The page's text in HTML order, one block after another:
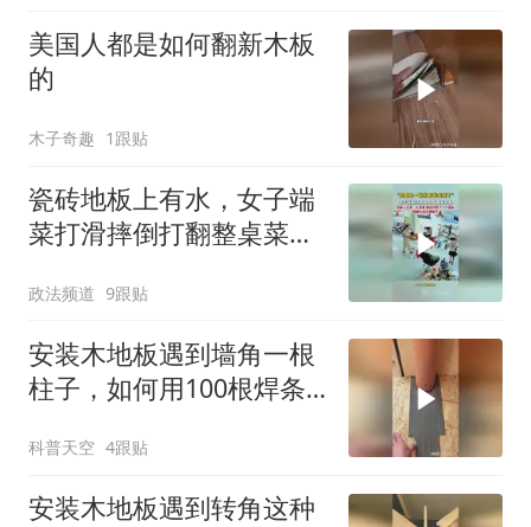
美国人都是如何翻新木板
的
木子奇趣 1跟贴
瓷砖地板上有水，女子端
菜打滑摔倒打翻整桌菜：
政法频道 9跟贴
安装木地板遇到墙角一根
柱子，如何用100根焊条
科普天空 4跟贴
安装木地板遇到转角这种